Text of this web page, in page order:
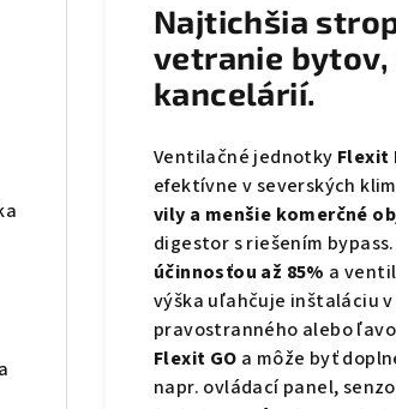
Najtichšia
vetranie bytov,
kancelárií.
Ventilačné jednotky Flexit
efektívne v severských
vily a menšie komerčné
digestor s riešením bypass.
účinnosťou až 85% a
výška uľahčuje inštaláciu
pravostranného alebo
Flexit GO a môže byť
napr. ovládací panel,